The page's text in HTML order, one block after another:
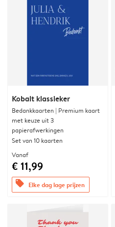
Kobalt klassieker
Bedankkaarten | Premium kaart
met keuze uit 3
papierafwerkingen
Set van 10 kaarten
Vanaf
€ 11,99
offers Elke dag lage prijzen